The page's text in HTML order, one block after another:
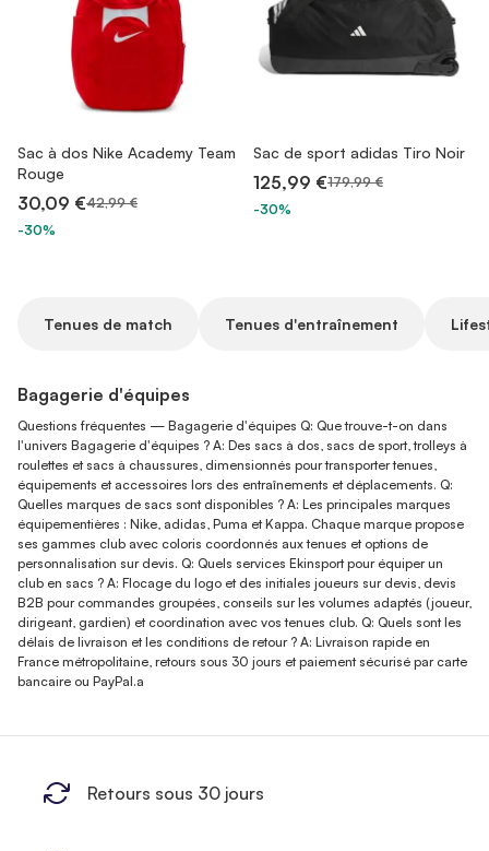
Sac à dos Nike Academy Team
Rouge
30,09 €42,99 €
-30%
Sac de sport adidas Tiro Noir
125,99 €179,99 €
-30%
Tenues de match Tenues d'entraînement
Bagagerie d'équipes
Questions fréquentes — Bagagerie d'équipes Q: Que trouve-t-on dans
l'univers Bagagerie d'équipes ? A: Des sacs à dos, sacs de sport, trolleys à
roulettes et sacs à chaussures, dimensionnés pour transporter tenues,
équipements et accessoires lors des entraînements et déplacements. Q:
Quelles marques de sacs sont disponibles ? A: Les principales marques
équipementières : Nike, adidas, Puma et Kappa. Chaque marque propose
ses gammes club avec coloris coordonnés aux tenues et options de
personnalisation sur devis. Q: Quels services Ekinsport pour équiper un
club en sacs ? A: Flocage du logo et des initiales joueurs sur devis, devis
B2B pour commandes groupées, conseils sur les volumes adaptés (joueur,
dirigeant, gardien) et coordination avec vos tenues club. Q: Quels sont les
délais de livraison et les conditions de retour ? A: Livraison rapide en
France métropolitaine, retours sous 30 jours et paiement sécurisé par carte
bancaire ou PayPal.a
Retours sous 30 jours